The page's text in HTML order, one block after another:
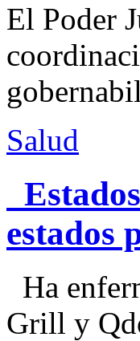
El Poder
Salud
estados
Ha
Grill y